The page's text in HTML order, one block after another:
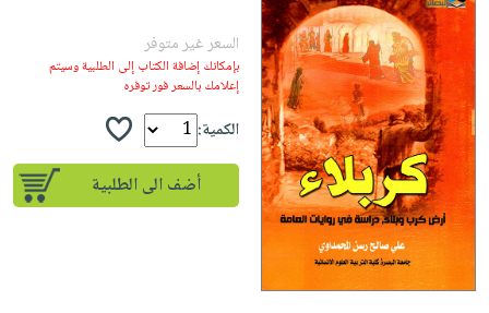
عروض
خاصة
صفحات
مشوقة
Ai
إختيارات
كتب
أكاديمية
صندوق
الأكثر
مبيعاً
كتب
مجانية
iKitab
بلا
حدود
أسئلة
يتكرر
طرحها
الرئيسية
masmu3
بلا
حدود
أسئلة
يتكرر
طرحها
تحميل
masmu3
على
أطفال
وناشئة
الصفحة
الرئيسية
المواضيع
الأكثر
مبيعاً
وسائل
تعليمية
وسائل
تعليمية
الصحة
والعناية
الشخصية
جديد
السعر غير متوفر
بإمكانك إضافة الكتاب إلى الطلبية وسيتم
إعلامك بالسعر فور توفره
الكمية:
أضف الى الطلبية